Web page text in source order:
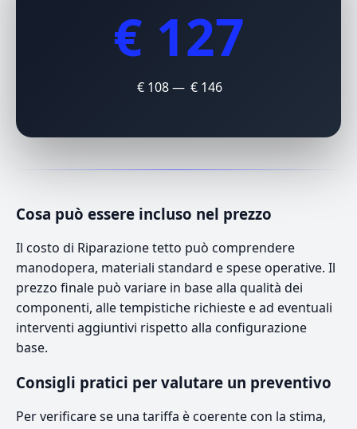
€ 127
€ 108 — € 146
Cosa può essere incluso nel prezzo
Il costo di Riparazione tetto può comprendere
manodopera, materiali standard e spese operative. Il
prezzo finale può variare in base alla qualità dei
componenti, alle tempistiche richieste e ad eventuali
interventi aggiuntivi rispetto alla configurazione
base.
Consigli pratici per valutare un preventivo
Per verificare se una tariffa è coerente con la stima,